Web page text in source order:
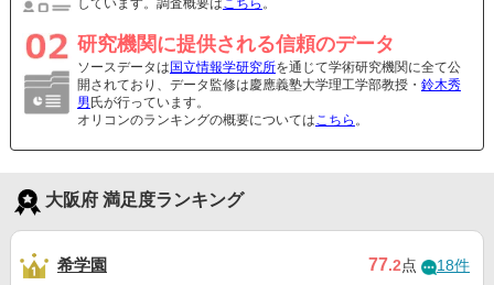
しています。調査概要はこちら 。
研究機関に提供される信頼のデータ
ソースデータは 国立情報学研究所を通じて学術研究機関に全て公
開されており、データ監修は慶應義塾大学理工学部教授・ 鈴木秀
男 氏が行っています。
オリコンのランキングの概要についてはこちら 。
大阪府 満足度ランキング
希学園 77.2点 18件